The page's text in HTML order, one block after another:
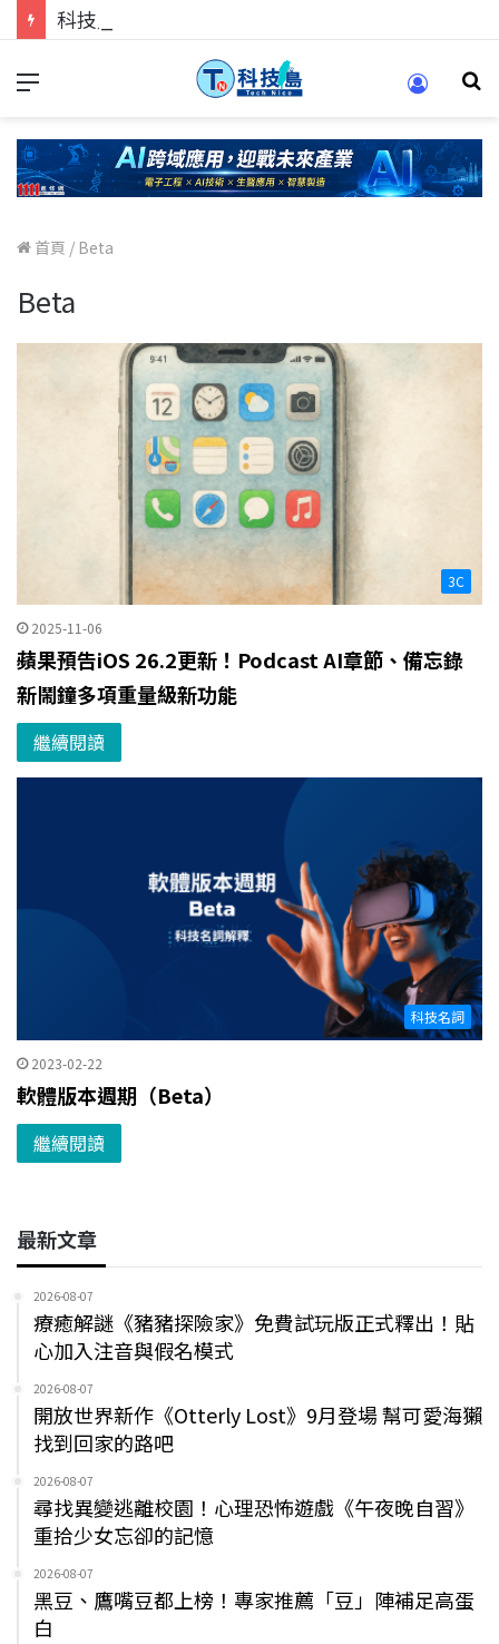
首頁 / Beta
Beta
3C
2025-11-06
蘋果預告iOS 26.2更新！Podcast AI章節、備忘錄
新鬧鐘多項重量級新功能
繼續閱讀
科技名詞
2023-02-22
軟體版本週期（Beta）
繼續閱讀
最新文章
2026-08-07
療癒解謎《豬豬探險家》免費試玩版正式釋出！貼
心加入注音與假名模式
2026-08-07
開放世界新作《Otterly Lost》9月登場 幫可愛海獺
找到回家的路吧
2026-08-07
尋找異變逃離校園！心理恐怖遊戲《午夜晚自習》
重拾少女忘卻的記憶
2026-08-07
黑豆、鷹嘴豆都上榜！專家推薦「豆」陣補足高蛋
白